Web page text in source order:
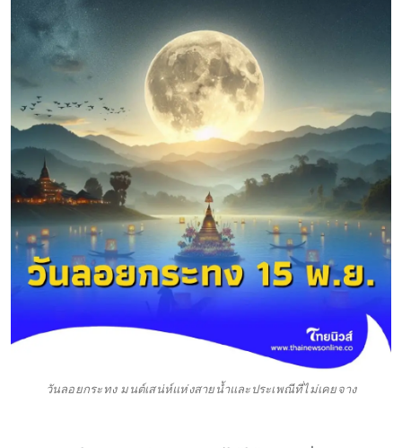
วันลอยกระทง มนต์เสน่ห์แห่งสายน้ำและประเพณีที่ไม่เคยจาง